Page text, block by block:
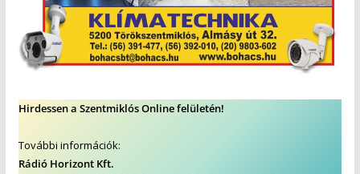
Hirdessen a Szentmiklós Online felületén!
További információk:
Rádió Horizont Kft.